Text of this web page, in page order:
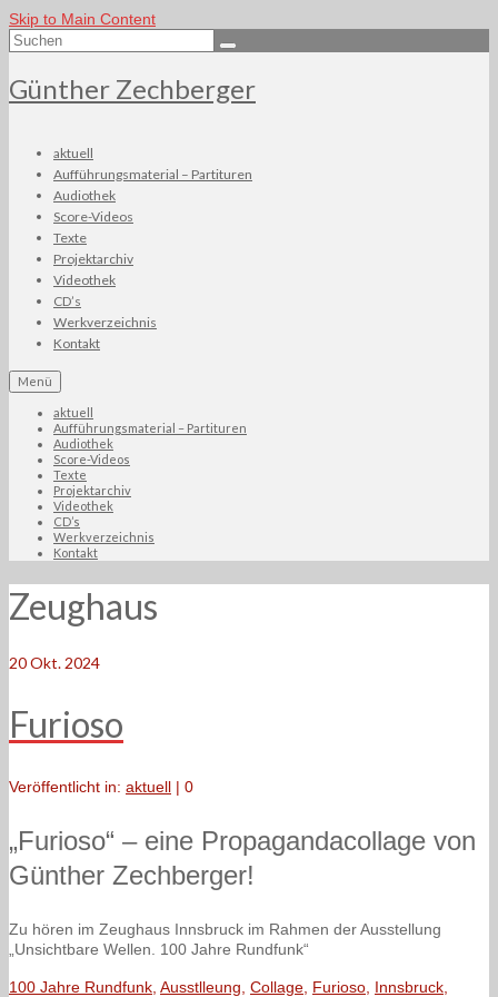
Skip to Main Content
Suchen
nach:
Günther Zechberger
aktuell
Aufführungsmaterial – Partituren
Audiothek
Score-Videos
Texte
Projektarchiv
Videothek
CD’s
Werkverzeichnis
Kontakt
Menü
aktuell
Aufführungsmaterial – Partituren
Audiothek
Score-Videos
Texte
Projektarchiv
Videothek
CD’s
Werkverzeichnis
Kontakt
Zeughaus
20Okt. 2024
Furioso
Veröffentlicht in: aktuell | 0
„Furioso“ – eine Propagandacollage von
Günther Zechberger!
Zu hören im Zeughaus Innsbruck im Rahmen der Ausstellung
„Unsichtbare Wellen. 100 Jahre Rundfunk“
100 Jahre Rundfunk Ausstlleung Collage Furioso Innsbruck